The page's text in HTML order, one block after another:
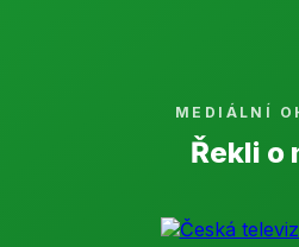
MEDIÁLNÍ
Řekli o